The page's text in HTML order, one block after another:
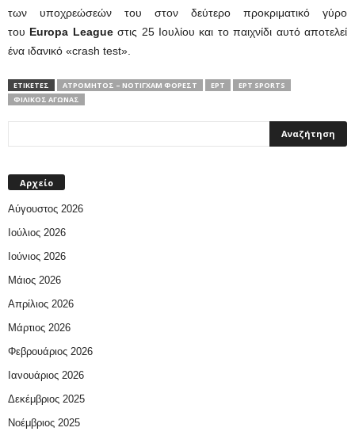
των υποχρεώσεών του στον δεύτερο προκριματικό γύρο
του Europa Leagueστις 25 Ιουλίου και το παιχνίδι αυτό αποτελεί
ένα ιδανικό «crash test».
ΕΤΙΚΕΤΕΣ ΑΤΡΌΜΗΤΟΣ – ΝΌΤΙΓΧΑΜ ΦΌΡΕΣΤ ΕΡΤ
ΕΡΤ SPORTS
ΦΙΛΙΚΌΣ ΑΓΏΝΑΣ
Αρχείο
Αύγουστος 2026
Ιούλιος 2026
Ιούνιος 2026
Μάιος 2026
Απρίλιος 2026
Μάρτιος 2026
Φεβρουάριος 2026
Ιανουάριος 2026
Δεκέμβριος 2025
Νοέμβριος 2025